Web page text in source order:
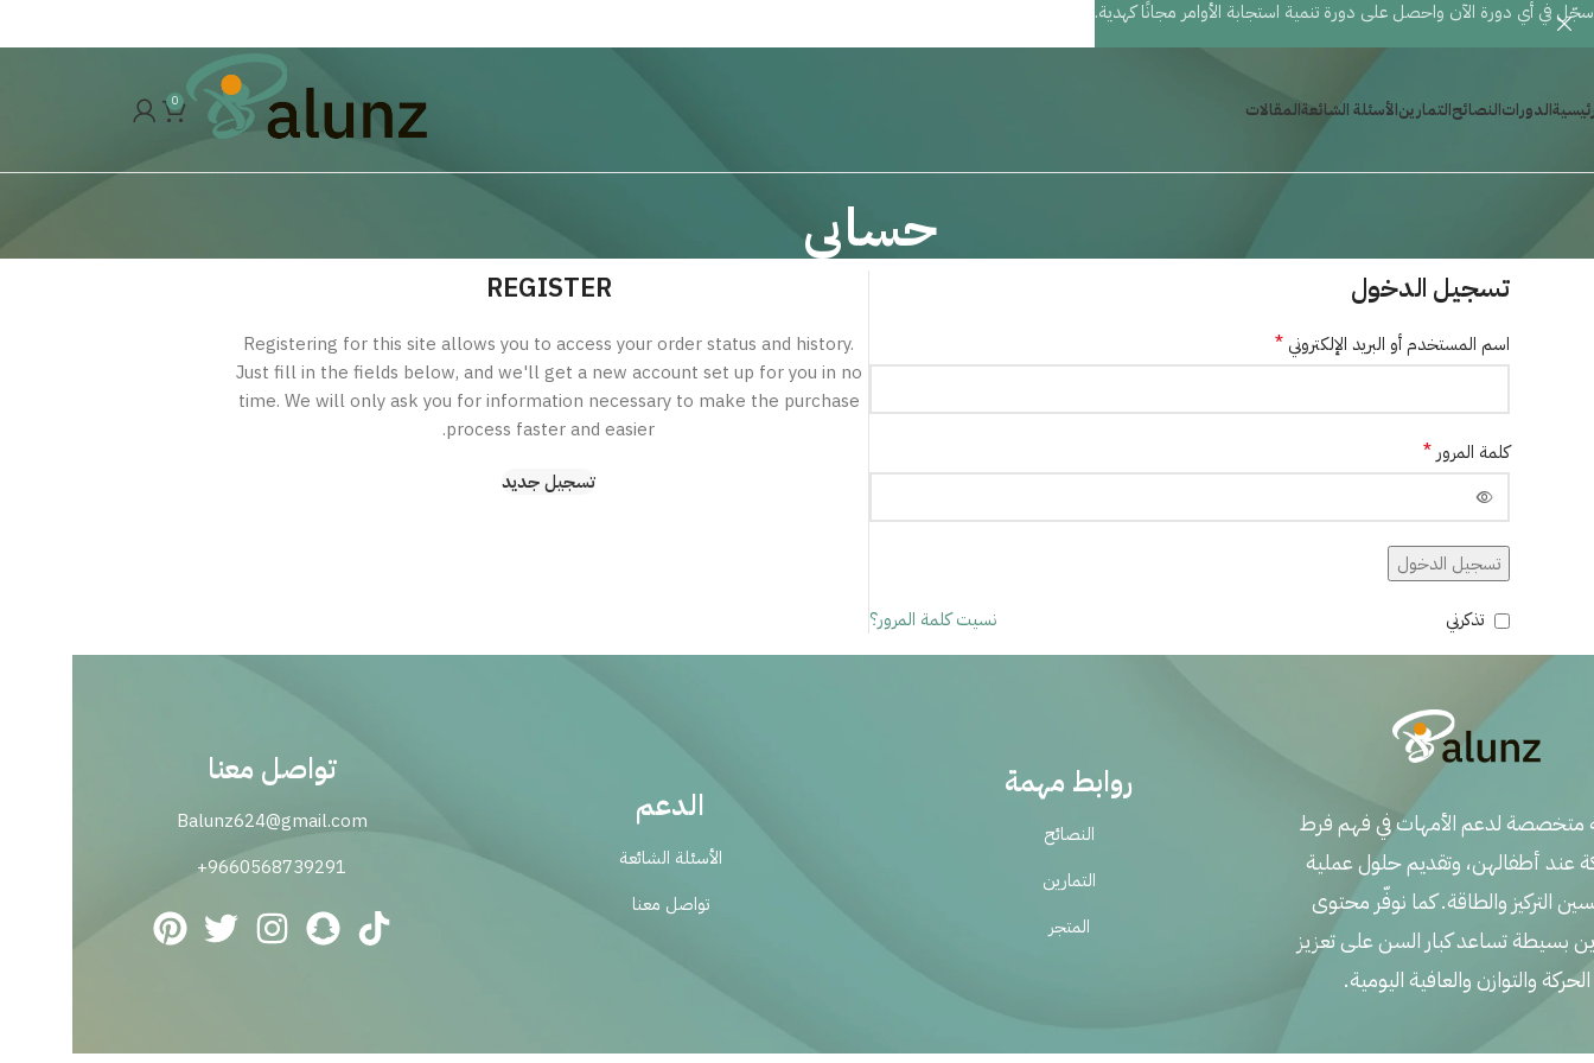
الدوراتالنصائحالتمارينالأسئلة الشائعةالمقالات 0
حسابي
تسجيل الدخول
اسم المستخدم أو البريد الإلكتروني *
كلمة المرور *
تسجيل الدخول
نسيت كلمة المرور؟ تذكرني
REGISTER
Registering for this site allows you to access your order status and history.
Just fill in the fields below, and we'll get a new account set up for you in no
time. We will only ask you for information necessary to make the purchase
process faster and easier.
تسجيل جديد
لدعم الأمهات في فهم فرط
عند أطفالهن، وتقديم حلول عملية
التركيز والطاقة. كما نوفّر محتوى
بسيطة تساعد كبار السن على تعزيز
الحركة والتوازن والعافية اليومية.
روابط مهمة
النصائح
التمارين
المتجر
الدعم
الأسئلة الشائعة
تواصل معنا
تواصل معنا
Balunz624@gmail.com
9660568739291+
سجّل في أي دورة الآن واحصل على دورة تنمية استجابة الأوامر مجانًا كهدية.